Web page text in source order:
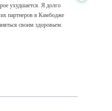
ухудшается. Я долго
партнеров в Камбодже
своим здоровьем.